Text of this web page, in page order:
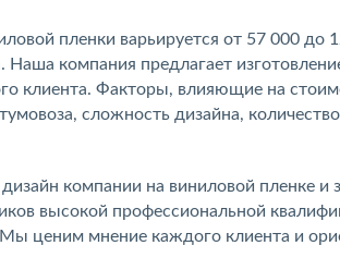
пленки варьируется от 57 000 до
Наша компания предлагает
клиента. Факторы, влияющие на
сложность дизайна,
компании на виниловой пленке и
высокой профессиональной
ценим мнение каждого клиента и